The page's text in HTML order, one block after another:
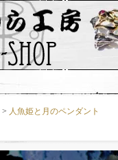
> 人魚姫と月のペンダント